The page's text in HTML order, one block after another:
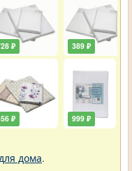
₽
₽
389 ₽
999 ₽
дома.